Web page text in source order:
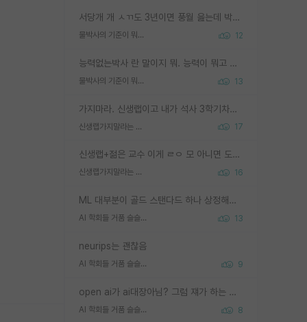
서당개 개 ㅅㄲ도 3년이면 풍월 읊는데 박사 5년 이상 대리고 있으면서 물된건 교수 탓 맞는ㄱ게 거기가 서당이 아니란 소리임
물박사의 기준이 뭐임? 12
능력없는박사 란 말이지 뭐. 능력이 뭐고 능력이 있다는게 뭔지는 사람마다 기준이 다르니까 얘기해봐야 서로 자기 기준만 얘기해서 논쟁이 끝이 안나고. 주위에서 능력있고 야심있는 신입생이 교수가 유의미한 피드백을 아예 안주면서 제대로된 과제에 참여해볼 기회도 제공하지 않고 잡일 뺑뺑이만 돌려서 맨날 단순작업만 하면서 밤새다가 눈빛이 점점 죽어가는걸 본 사람은 물박사는 교수탓이라고 하고, 교수는 이것저것 알려도 주고 기회도 주고 사수 동기 붙여주면서 어떻게든 끌고가려고 하는데 본인이 매일 뺀질거리면서 출근 하는둥마는둥 하다가 기껏 와서도 폰이나 쳐다보다가 실험 망치고 저녁약속있어서 먼저 가볼게요~ 하는걸 본 사람은 물박사는 본인탓이라고 함.
물박사의 기준이 뭐임? 13
가지마라. 신생랩이고 내가 석사 3학기차인데 최고참인데 나도 아무것도 모르는데 교수가 후배들 왜 논문 교육 안시키냐. 논문 왜 안 써오냐 닦달한다
신생랩가지말라는 이유가 있었구나 17
신생랩+젊은 교수 이게 ㄹㅇ 모 아니면 도인듯.
신생랩가지말라는 이유가 있었구나 16
ML 대부분이 골드 스탠다드 하나 상정해놓고 (벤치마크 데이터셋이 여러 개면 여러 개 상정) 그거 얼마나 잘 맞추나 싸움임 가끔 번뜩이는 설계 철학을 보여주는 논문들도 있지만 대부분 그거 성적 얼마나 더 올리느라에 혈안이 되어 있는 측면이 잇음
AI 학회들 거품 슬슬 지적이 나오네요 13
neurips는 괜찮음
AI 학회들 거품 슬슬 지적이 나오네요 9
open ai가 ai대장아님? 그럼 쟤가 하는 말이 다 맞겠네
AI 학회들 거품 슬슬 지적이 나오네요 8